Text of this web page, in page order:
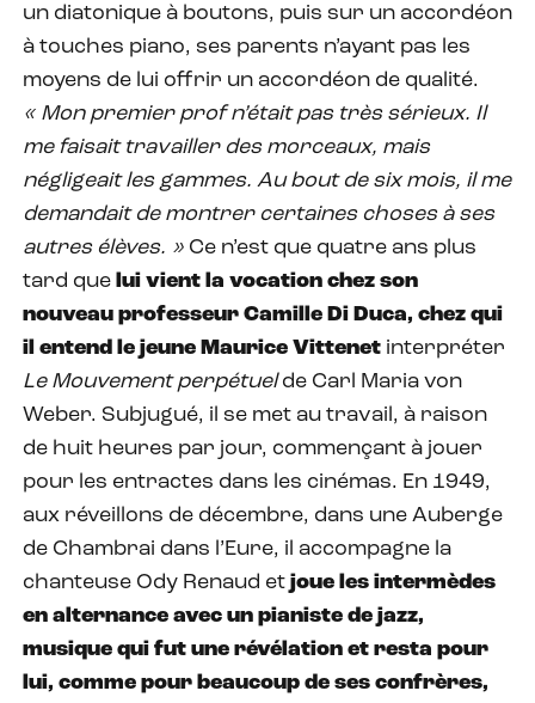
un diatonique à boutons, puis sur un accordéon
à touches piano, ses parents n’ayant pas les
moyens de lui offrir un accordéon de qualité.
« Mon premier prof n’était pas très sérieux. Il
me faisait travailler des morceaux, mais
négligeait les gammes. Au bout de six mois, il me
demandait de montrer certaines choses à ses
autres élèves. » Ce n’est que quatre ans plus
tard que lui vient la vocation chez son
nouveau professeur Camille Di Duca, chez qui
il entend le jeune Maurice Vittenet interpréter
Le Mouvement perpétuelde Carl Maria von
Weber. Subjugué, il se met au travail, à raison
de huit heures par jour, commençant à jouer
pour les entractes dans les cinémas. En 1949,
aux réveillons de décembre, dans une Auberge
de Chambrai dans l’Eure, il accompagne la
chanteuse Ody Renaud et joue les intermèdes
en alternance avec un pianiste de jazz,
musique qui fut une révélation et resta pour
lui, comme pour beaucoup de ses confrères,